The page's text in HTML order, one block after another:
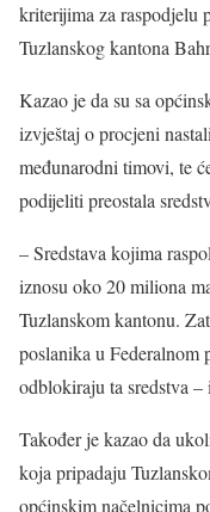
kriterijima za raspodjelu
Tuzlanskog kantona
Kazao je da su sa
izvještaj o procjeni
međunarodni timovi, te
podijeliti preostala
– Sredstava kojima
iznosu oko 20 miliona
Tuzlanskom kantonu.
poslanika u Federalnom
odblokiraju ta sredstva
Također je kazao da
koja pripadaju
općinskim načelnicima